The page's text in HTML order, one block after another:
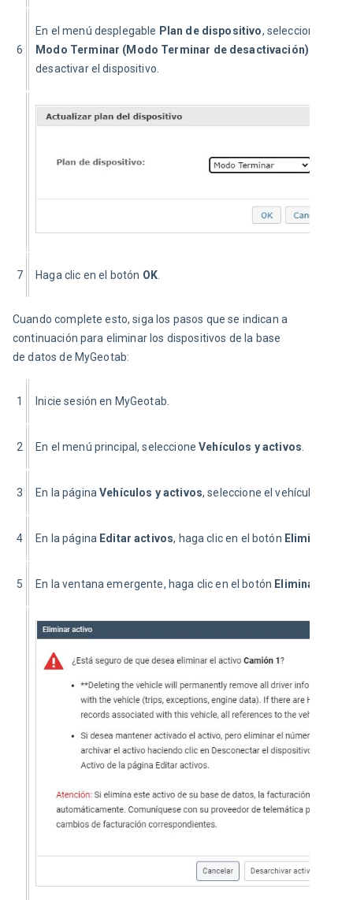
6
En el menú desplegable Plan de dispositivo, seleccione
Modo Terminar (Modo Terminar de desactivación)
desactivar el dispositivo.
7 Haga clic en el botón OK.
Cuando complete esto, siga los pasos que se indican a
continuación para eliminar los dispositivos de la base
de datos de MyGeotab:
1 Inicie sesión en MyGeotab.
2 En el menú principal, seleccione Vehículos y activos.
3 En la página Vehículos y activos, seleccione el vehículo.
4 En la página Editar activos, haga clic en el botón Eliminar
5 En la ventana emergente, haga clic en el botón Eliminar